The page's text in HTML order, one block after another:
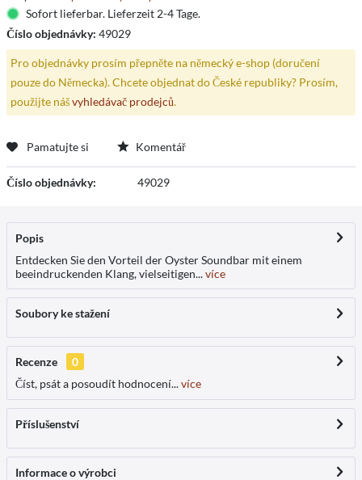
Sofort lieferbar. Lieferzeit 2-4 Tage.
Číslo objednávky: 49029
Pro objednávky prosím přepněte na německý e-shop (doručení
pouze do Německa). Chcete objednat do České republiky? Prosím,
použijte nášvyhledávač prodejců.
Pamatujte si Komentář
Číslo objednávky: 49029
Popis
Entdecken Sie den Vorteil der Oyster Soundbar mit einem
beeindruckenden Klang, vielseitigen...více
Soubory ke stažení
Recenze
0
Číst, psát a posoudít hodnocení...více
Příslušenství
Informace o výrobci